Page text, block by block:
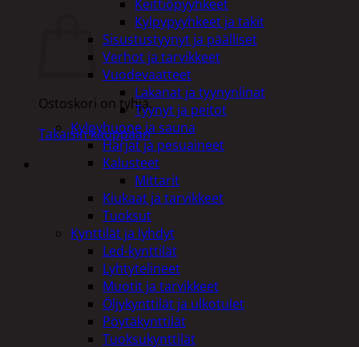
Ostoskori on tyhjä.
Takaisin kauppaan
Keittiöpyyhkeet
Kylpypyyhkeet ja takit
Sisustustyynyt ja päälliset
Verhot ja tarvikkeet
Vuodevaatteet
Lakanat ja tyynynlinat
Tyynyt ja peitot
Kylpyhuone ja sauna
Harjat ja pesuaineet
Kalusteet
Mittarit
Kiukaat ja tarvikkeet
Tuoksut
Kynttilät ja lyhdyt
Led-kynttilät
Lyhtytelineet
Muotit ja tarvikkeet
Öljykynttilät ja ulkotulet
Pöytäkynttilät
Tuoksukynttilät